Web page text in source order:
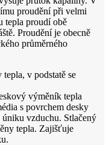
proudění při velmi
tepla proudí obě
Proudění je obecně
průměrného
v podstatě se
výměník tepla
s povrchem desky
vzduchu. Stlačený
tepla. Zajišťuje